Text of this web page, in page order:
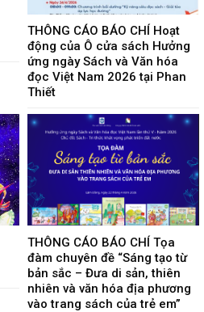
THÔNG CÁO BÁO CHÍ Hoạt
động của Ô cửa sách Hưởng
ứng ngày Sách và Văn hóa
đọc Việt Nam 2026 tại Phan
Thiết
THÔNG CÁO BÁO CHÍ Tọa
đàm chuyên đề “Sáng tạo từ
bản sắc – Đưa di sản, thiên
nhiên và văn hóa địa phương
vào trang sách của trẻ em”